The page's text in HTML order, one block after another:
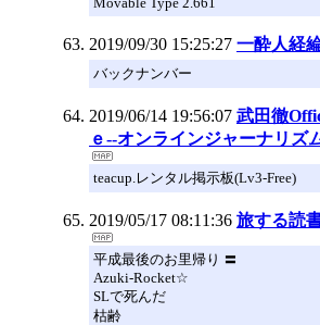
2019/09/30 15:25:27 一酔人経
バックナンバー
2019/06/14 19:56:07 武田徹
ｅ--オンラインジャーナリズ
teacup.レンタル掲示板(Lv3-Free)
2019/05/17 08:11:36 旅する読
平成最後のお里帰り 〓
Azuki-Rocket☆
SLで死んだ
枯齢